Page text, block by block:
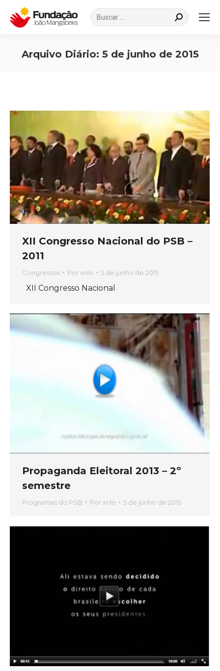
Search:
Arquivo Diário: 5 de junho de 2015
XII Congresso Nacional do PSB –
2011
Congressos Por xrilo 5 de junho de 2015
XII Congresso Nacional
Propaganda Eleitoral 2013 – 2º
semestre
Programas do PSB Por xrilo 5 de junho de 2015